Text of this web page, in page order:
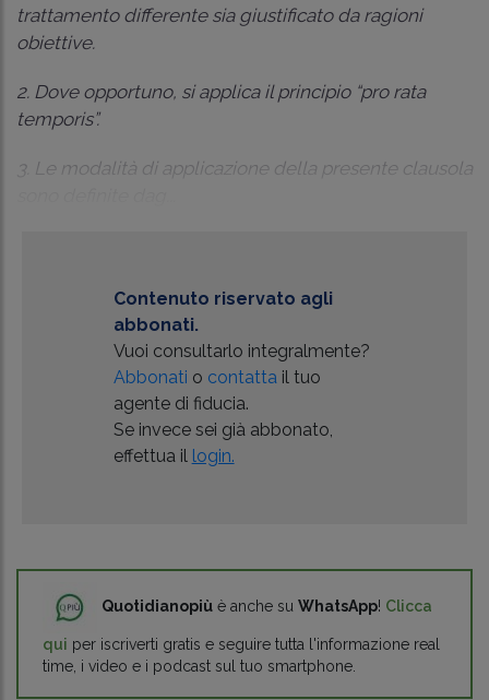
trattamento differente sia giustificato da ragioni
obiettive.
2. Dove opportuno, si applica il principio “pro rata
temporis”.
3. Le modalità di applicazione della presente clausola
Contenuto riservato agli
abbonati.
Vuoi consultarlo integralmente?
Abbonati o contatta il tuo
agente di fiducia.
Se invece sei già abbonato,
effettua il login.
Quotidianopiù è anche su WhatsApp! Clicca
qui per iscriverti gratis e seguire tutta l'informazione real
time, i video e i podcast sul tuo smartphone.